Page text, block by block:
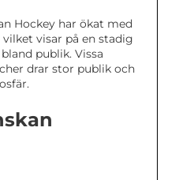
Hockey har ökat med
vilket visar på en stadig
publik. Vissa
drar stor publik och